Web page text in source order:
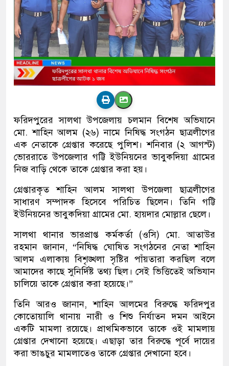
ফরিদপুরের সালথা উপজেলায় চলমান বিশেষ অভিযানে
মো. শাহিন আলম (২৬) নামে নিষিদ্ধ সংগঠন ছাত্রলীগের
এক নেতাকে গ্রেপ্তার করেছে পুলিশ। শনিবার (২ আগস্ট)
ভোররাতে উপজেলার গট্টি ইউনিয়নের ভাবুকদিয়া গ্রামের
নিজ বাড়ি থেকে তাকে গ্রেপ্তার করা হয়।
গ্রেপ্তারকৃত শাহিন আলম সালথা উপজেলা ছাত্রলীগের
সাধারণ সম্পাদক হিসেবে পরিচিত ছিলেন। তিনি গট্টি
ইউনিয়নের ভাবুকদিয়া গ্রামের মো. হায়দার মোল্লার ছেলে।
সালথা থানার ভারপ্রাপ্ত কর্মকর্তা (ওসি) মো. আতাউর
রহমান জানান, “নিষিদ্ধ ঘোষিত সংগঠনের নেতা শাহিন
আলম এলাকায় বিশৃঙ্খলা সৃষ্টির পাঁয়তারা করছিল বলে
আমাদের কাছে সুনির্দিষ্ট তথ্য ছিল। সেই ভিত্তিতেই অভিযান
চালিয়ে তাকে গ্রেপ্তার করা হয়েছে।”
তিনি আরও জানান, শাহিন আলমের বিরুদ্ধে ফরিদপুর
কোতোয়ালি থানায় নারী ও শিশু নির্যাতন দমন আইনে
একটি মামলা রয়েছে। প্রাথমিকভাবে তাকে ওই মামলায়
গ্রেপ্তার দেখানো হয়েছে। এছাড়া তার বিরুদ্ধে পূর্বে দায়ের
করা ভাঙচুর মামলাতেও তাকে গ্রেপ্তার দেখানো হবে।